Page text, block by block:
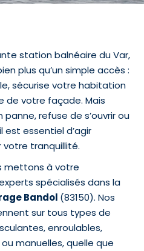
station balnéaire du Var,
plus qu’un simple accès :
sécurise votre habitation
de votre façade. Mais
refuse de s’ouvrir ou
est essentiel d’agir
tranquillité.
mettons à votre
spécialisés dans la
Bandol (83150). Nos
sur tous types de
enroulables,
manuelles, quelle que